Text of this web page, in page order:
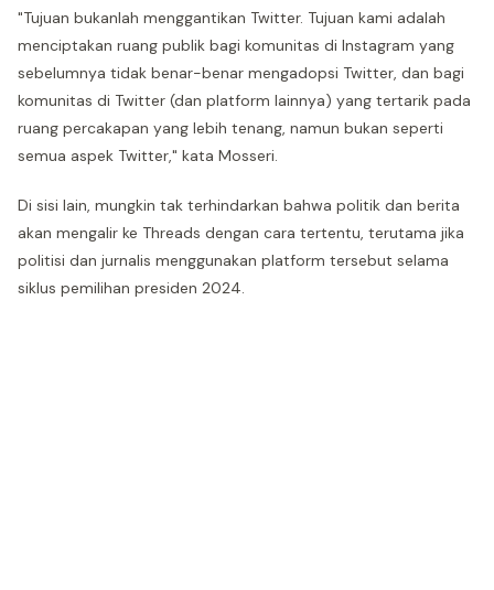
"Tujuan bukanlah menggantikan Twitter. Tujuan kami adalah
menciptakan ruang publik bagi komunitas di Instagram yang
sebelumnya tidak benar-benar mengadopsi Twitter, dan bagi
komunitas di Twitter (dan platform lainnya) yang tertarik pada
ruang percakapan yang lebih tenang, namun bukan seperti
semua aspek Twitter," kata Mosseri.
Di sisi lain, mungkin tak terhindarkan bahwa politik dan berita
akan mengalir ke Threads dengan cara tertentu, terutama jika
politisi dan jurnalis menggunakan platform tersebut selama
siklus pemilihan presiden 2024.